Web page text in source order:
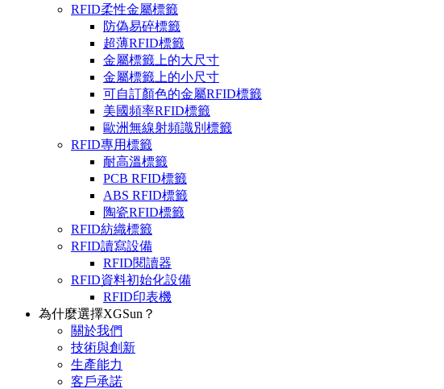
RFID柔性金屬標籤
防偽易碎標籤
超薄RFID標籤
金屬標籤上的大尺寸
金屬標籤上的小尺寸
可自訂顏色的金屬RFID標籤
美國頻率RFID標籤
歐洲無線射頻識別標籤
RFID專用標籤
耐高溫標籤
PCB RFID標籤
ABS RFID標籤
陶瓷RFID標籤
RFID紡織標籤
RFID讀寫設備
RFID閱讀器
RFID資料初始化設備
RFID印表機
為什麼選擇XGSun？
關於我們
技術與創新
生產能力
客戶承諾